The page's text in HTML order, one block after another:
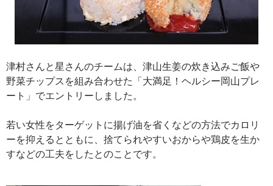
津村さんと星さんのチームは、津山生姜の炊き込みご飯や
野菜チップスを組み合わせた「大満足！ヘルシー岡山プレ
ート」でエントリーしました。
若い女性をターゲットに揚げ油を省くなどの方法でカロリ
ーを抑えるとともに、捨てられやすいおからや鶏皮を生か
すなどの工夫をしたとのことです。